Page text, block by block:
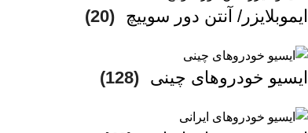
ایموبلایزر/ آنتن دور سوییچ (20)
ایسیو خودروهای چینی (128)